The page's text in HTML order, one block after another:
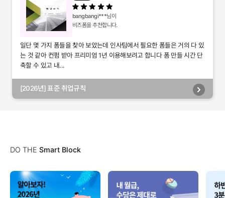
bangbangi***님이
비즈폼을 추천합니다.
일단 몇 가지 폼들을 찾아 보았는데 인사팀에서 필요한 폼들은 거의 다 있
는 것 같아 컨펌 받아 프리미엄 1년 이용해보려고 합니다 폼 만들 시간 단
축할 수 있고 내...
[2026년] 표준 취업규칙
DO THE Smart Block